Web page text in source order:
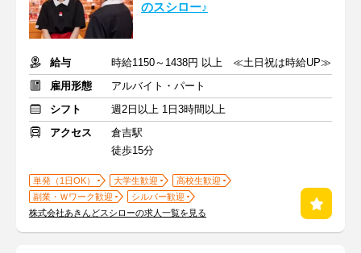
のスシロー♪
給与
時給1150～1438円 以上 ≪土日祝は時給UP≫
雇用形態
アルバイト・パート
シフト
週2日以上 1日3時間以上
アクセス
倉吉駅
徒歩15分
単発（1日OK） 大学生歓迎
高校生歓迎
副業・Ｗワーク歓迎
シルバー歓迎
株式会社あきんどスシローの求人一覧を見る